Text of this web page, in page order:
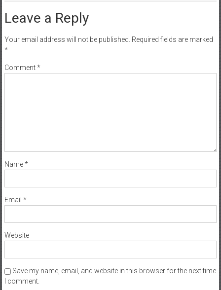
Leave a Reply
Your email address will not be published. Required fields are marked
*
Comment*
Name*
Email *
Website
Save my name, email, and website in this browser for the next time
I comment.